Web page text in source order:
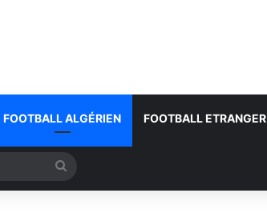
FOOTBALL ALGÉRIEN FOOTBALL ETRANGER